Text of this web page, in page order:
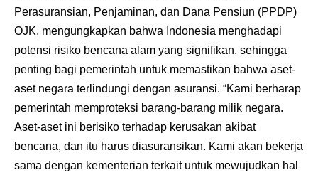
Perasuransian, Penjaminan, dan Dana Pensiun (PPDP)
OJK, mengungkapkan bahwa Indonesia menghadapi
potensi risiko bencana alam yang signifikan, sehingga
penting bagi pemerintah untuk memastikan bahwa aset-
aset negara terlindungi dengan asuransi. “Kami berharap
pemerintah memproteksi barang-barang milik negara.
Aset-aset ini berisiko terhadap kerusakan akibat
bencana, dan itu harus diasuransikan. Kami akan bekerja
sama dengan kementerian terkait untuk mewujudkan hal